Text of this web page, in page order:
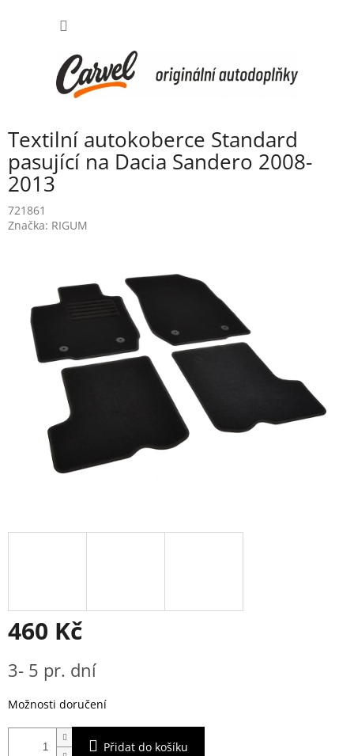
Textilní autokoberce Standard
pasující na Dacia Sandero 2008-
2013
721861
Značka: RIGUM
460 Kč
cena:
3- 5 pr. dní
Možnosti doručení
Přidat do košíku